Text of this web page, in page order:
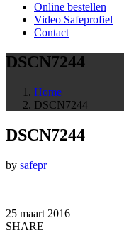
Online bestellen
Video Safeprofiel
Contact
DSCN7244
Home
DSCN7244
DSCN7244
by safepr
25 maart 2016
SHARE